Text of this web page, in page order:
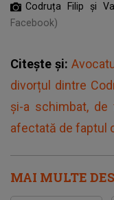
Codruța Filip și
Facebook)
Citește și:
divorțul dintre
și-a schimbat, de
afectată de faptul
MAI MULTE